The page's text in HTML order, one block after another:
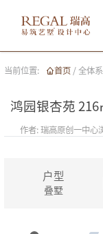
当前位置: 首页 / 全体
鸿园银杏苑
作者:瑞高原创一中心
户型
叠墅